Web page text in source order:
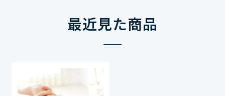
最近見た商品